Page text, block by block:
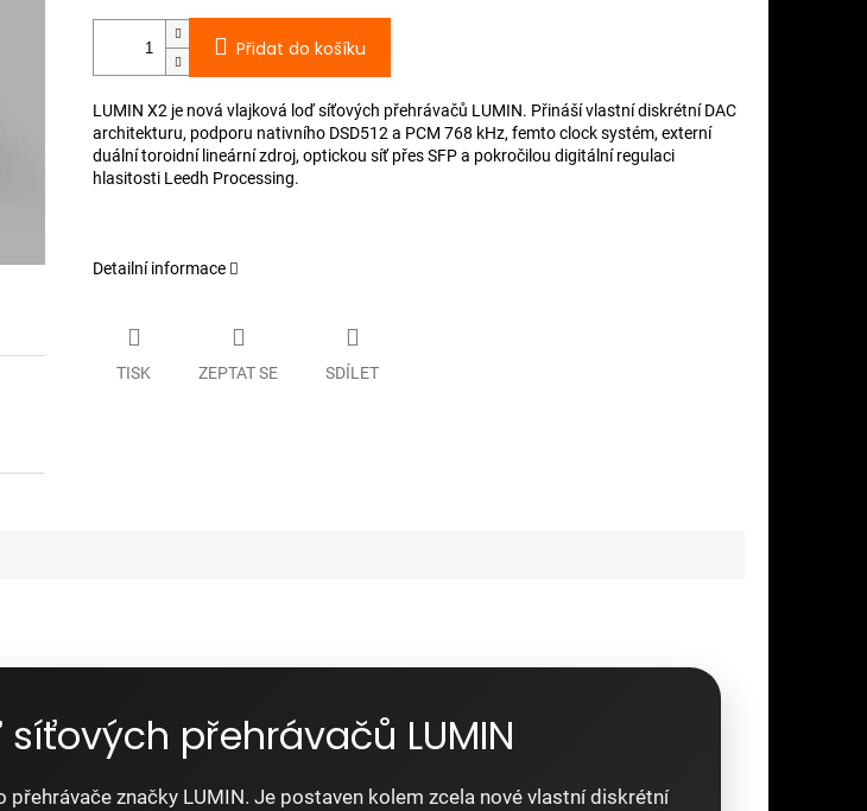
Přidat do košíku
LUMIN X2 je nová vlajková loď síťových přehrávačů LUMIN. Přináší vlastní diskrétní DAC
architekturu, podporu nativního DSD512 a PCM 768 kHz, femto clock systém, externí
duální toroidní lineární zdroj, optickou síť přes SFP a pokročilou digitální regulaci
hlasitosti Leedh Processing.
Detailní informace
TISK ZEPTAT SE SDÍLET
přehrávačů LUMIN
značky LUMIN. Je postaven kolem zcela nové vlastní diskrétní